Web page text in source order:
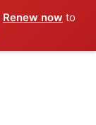
Renew now to